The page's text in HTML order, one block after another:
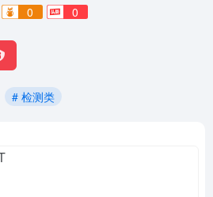
0 0
# 检测类